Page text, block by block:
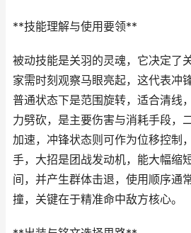
**技能理解与使用要领**
被动技能是关羽的灵魂，它决定了
家需时刻观察马眼亮起，这代表冲
普通状态下是范围旋转，适合清线
力劈砍，是主要伤害与消耗手段，
加速，冲锋状态则可作为位移控制
手，大招是团战发动机，能大幅缩
间，并产生群体击退，使用顺序通
撞，关键在于精准命中敌方核心。